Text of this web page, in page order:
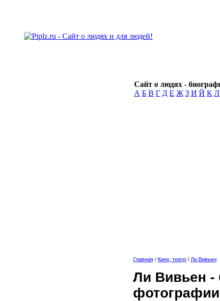
Сайт о людях -
А Б В Г Д Е Ж З И Й К Л
Главная / Кино, театр / Ли Вивьен
Ли Вивьен -